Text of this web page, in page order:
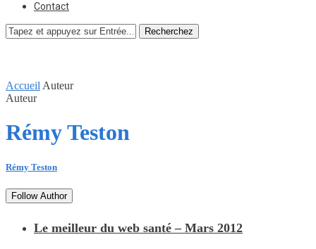
Contact
Recherchez
Accueil Auteur
Auteur
Rémy Teston
Rémy Teston
Follow Author
Le meilleur du web santé – Mars 2012